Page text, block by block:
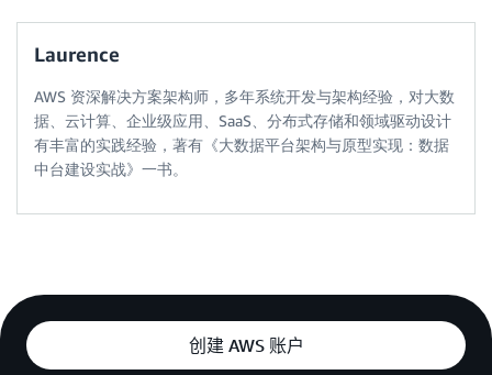
Laurence
AWS 资深解决方案架构师，多年系统开发与架构经验，对大数
据、云计算、企业级应用、SaaS、分布式存储和领域驱动设计
有丰富的实践经验，著有《大数据平台架构与原型实现：数据
中台建设实战》一书。
创建 AWS 账户